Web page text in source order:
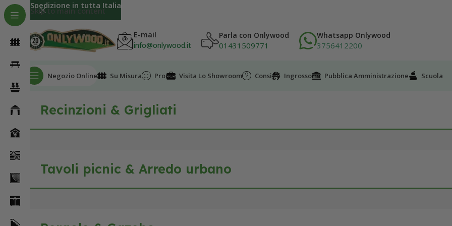
Skip to main content
E-mail
info@onlywood.it
Parla con Onlywood
01431509771
Whatsapp Onlywood
3756412200
Negozio Online Su Misura Promo Visita Lo Showroom Consigli Ingrosso Pubblica Amministrazione Scuola
Recinzioni & Grigliati
Tavoli picnic & Arredo urbano
Spedizione in tutta Italia